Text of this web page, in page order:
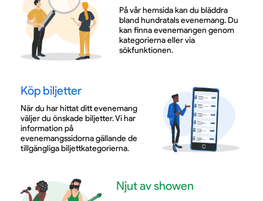
På vår hemsida kan du bläddra
bland hundratals evenemang. Du
kan finna evenemangen genom
kategorierna eller via
sökfunktionen.
Köp biljetter
När du har hittat ditt evenemang
väljer du önskade biljetter. Vi har
information på
evenemangssidorna gällande de
tillgängliga biljettkategorierna.
Njut av showen